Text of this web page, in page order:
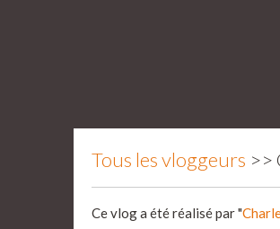
Tous les vloggeurs >>
Ce vlog a été réalisé par "